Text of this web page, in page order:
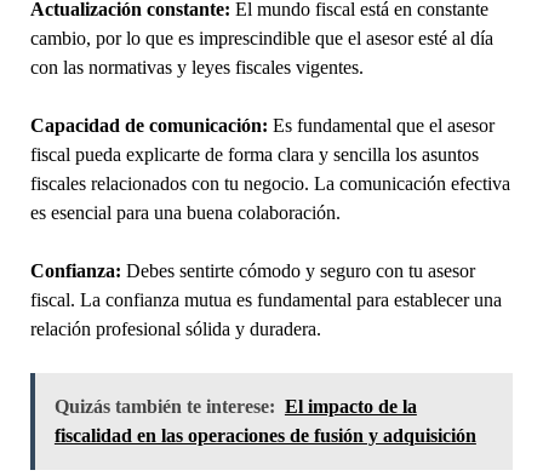
Actualización constante: El mundo fiscal está en constante
cambio, por lo que es imprescindible que el asesor esté al día
con las normativas y leyes fiscales vigentes.
Capacidad de comunicación: Es fundamental que el asesor
fiscal pueda explicarte de forma clara y sencilla los asuntos
fiscales relacionados con tu negocio. La comunicación efectiva
es esencial para una buena colaboración.
Confianza: Debes sentirte cómodo y seguro con tu asesor
fiscal. La confianza mutua es fundamental para establecer una
relación profesional sólida y duradera.
Quizás también te interese: El impacto de la
fiscalidad en las operaciones de fusión y adquisición